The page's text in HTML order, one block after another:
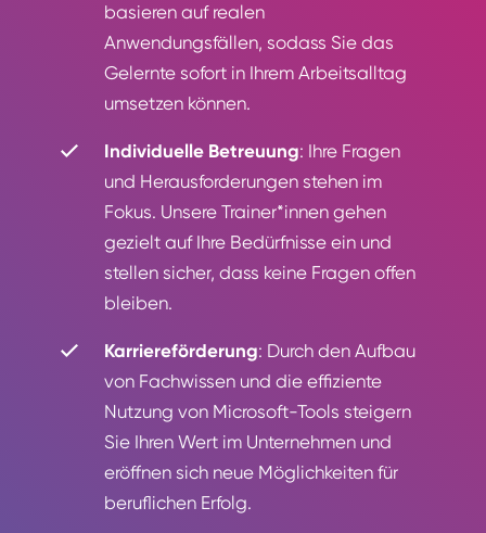
basieren auf realen
Anwendungsfällen, sodass Sie das
Gelernte sofort in Ihrem Arbeitsalltag
umsetzen können.
Individuelle Betreuung: Ihre Fragen
und Herausforderungen stehen im
Fokus. Unsere Trainer*innen gehen
gezielt auf Ihre Bedürfnisse ein und
stellen sicher, dass keine Fragen offen
bleiben.
Karriereförderung: Durch den Aufbau
von Fachwissen und die effiziente
Nutzung von Microsoft-Tools steigern
Sie Ihren Wert im Unternehmen und
eröffnen sich neue Möglichkeiten für
beruflichen Erfolg.